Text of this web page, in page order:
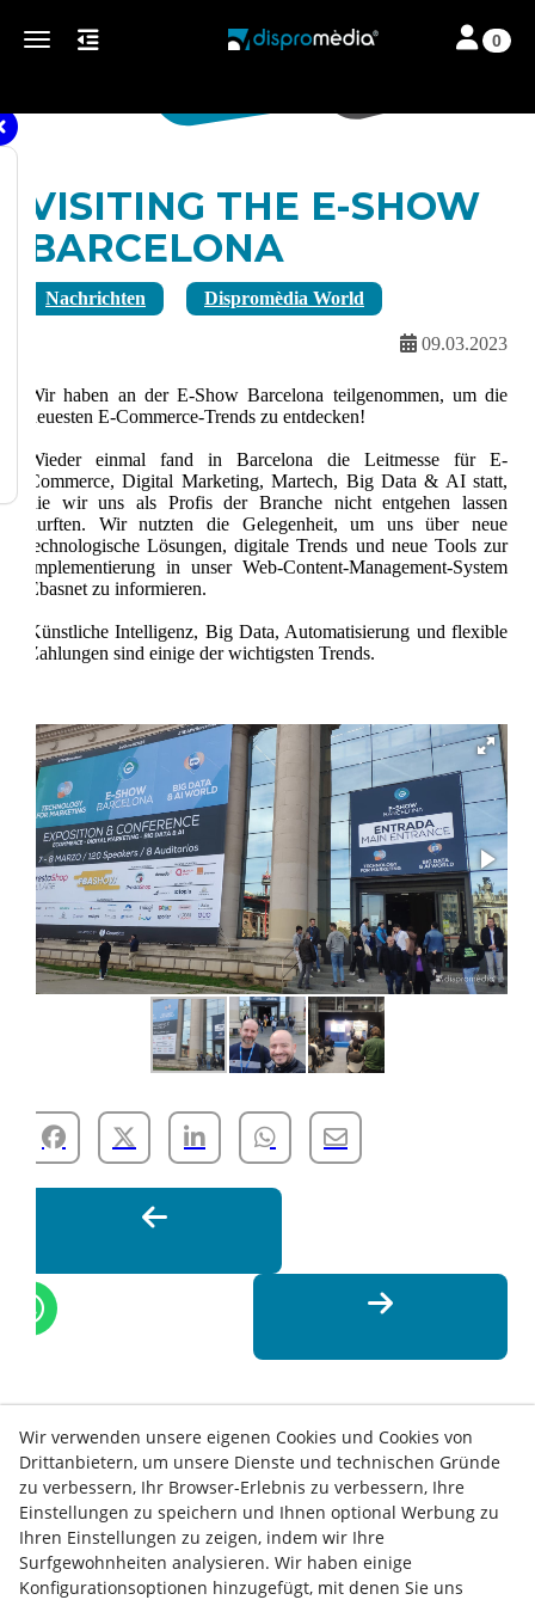
Toggle navigation Toggle
0
VISITING THE E-SHOW
BARCELONA
Nachrichten Dispromèdia World
09.03.2023
Wir haben an der E-Show Barcelona teilgenommen, um die
neuesten E-Commerce-Trends zu entdecken!
Wieder einmal fand in Barcelona die Leitmesse für E-
Commerce, Digital Marketing, Martech, Big Data & AI statt,
die wir uns als Profis der Branche nicht entgehen lassen
durften. Wir nutzten die Gelegenheit, um uns über neue
technologische Lösungen, digitale Trends und neue Tools zur
Implementierung in unser Web-Content-Management-System
Ebasnet zu informieren.
Künstliche Intelligenz, Big Data, Automatisierung und flexible
Zahlungen sind einige der wichtigsten Trends.
Wir verwenden unsere eigenen Cookies und Cookies von
Drittanbietern, um unsere Dienste und technischen Gründe
zu verbessern, Ihr Browser-Erlebnis zu verbessern, Ihre
Einstellungen zu speichern und Ihnen optional Werbung zu
Ihren Einstellungen zu zeigen, indem wir Ihre
Surfgewohnheiten analysieren. Wir haben einige
Konfigurationsoptionen hinzugefügt, mit denen Sie uns